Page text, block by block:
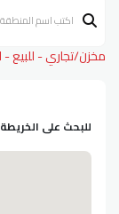
مخزن/تجاري - للبيع -
للبحث على